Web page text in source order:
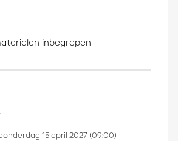
inbegrepen
15 april 2027 (09:00)